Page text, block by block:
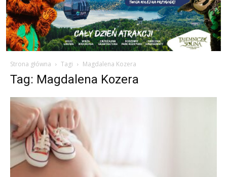
Strona główna Tagi Magdalena Kozera
Tag: Magdalena Kozera